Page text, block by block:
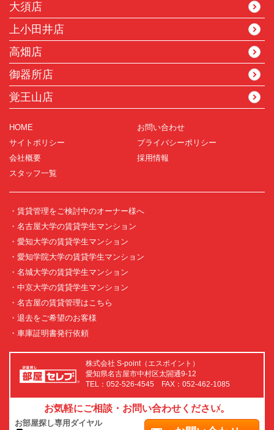
大須店
上小田井店
高畑店
御器所店
覚王山店
HOME
お問い合わせ
サイトポリシー
プライバシーポリシー
会社概要
採用情報
スタッフ一覧
・賃貸管理をご検討中のオーナー様へ
・名古屋大学の賃貸学生マンション
・愛知大学の賃貸学生マンション
・愛知学院大学の賃貸学生マンション
・名城大学の賃貸学生マンション
・中京大学の賃貸学生マンション
・名古屋の賃貸管理はこちら
・退去をご希望のお客様
・車庫証明書発行依頼
株式会社 S-point（エスポイント）
愛知県名古屋市中村区太閤通9-12
TEL：052-526-4545 FAX：052-462-1085
お気軽にご相談・お問い合わせください。
お部屋探し専用ダイヤル